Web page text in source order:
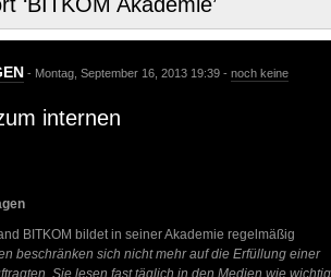
- Montag, September 16, 2013 19:39 - noch keine
internen
BITKOM bildet in seiner Akademie regelmäßig
beschränken sich nicht mehr auf die Erfüllung einer
Sie lesen fast täglich in den Medien wie wichtig